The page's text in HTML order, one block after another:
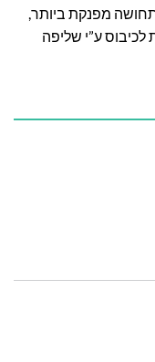
מפנקת ביותר,
לכיבוס ע”י שליפה